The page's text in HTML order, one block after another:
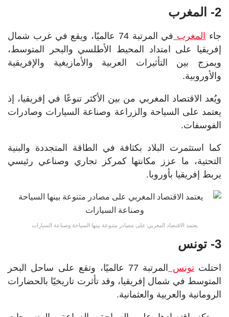
2- المغرب
جاء المغرب
في المرتبة 74 عالميًا، ويقع في غرب شمال
إفريقيا على امتداد المحيط الأطلسي والبحر المتوسط،
ويمزج بين التأثيرات العربية والأمازيغية والإفريقية
والأوروبية.
ويُعد الاقتصاد المغربي من بين الأكثر تنوعًا في إفريقيا، إذ
يعتمد على السياحة والزراعة وصناعة السيارات وصادرات
الفوسفات.
كما استثمرت البلاد بكثافة في الطاقة المتجددة والبنية
التحتية، ما عزز مكانتها كمركز تجاري وصناعي رئيسي
يربط إفريقيا بأوروبا.
يعتمد الاقتصاد المغربي على مصادر متنوعة بينها السياحة وصناعة السيارات
3- تونس
احتلتتونس
المرتبة 77 عالميًا، وتقع على ساحل البحر
المتوسط في شمال إفريقيا، وقد تأثرت تاريخيًا بالحضارات
الرومانية والعربية والعثمانية.